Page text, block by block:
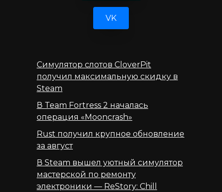
VK
Cимулятор слотов CloverPit
получил максимальную скидку в
Steam
В Team Fortress 2 началась
операция «Mooncrash»
Rust получил крупное обновление
за август
В Steam вышел уютный симулятор
мастерской по ремонту
электроники — ReStory: Chill